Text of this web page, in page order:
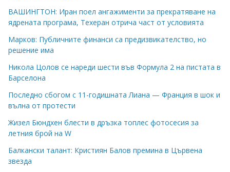
ВАШИНГТОН: Иран поел ангажименти за прекратяване на
ядрената програма, Техеран отрича част от условията
Марков: Публичните финанси са предизвикателство, но
решение има
Никола Цолов се нареди шести във Формула 2 на пистата в
Барселона
Последно сбогом с 11-годишната Лиана — Франция в шок и
вълна от протести
Жизел Бюндхен блести в дръзка топлес фотосесия за
летния брой на W
Балкански талант: Кристиян Балов премина в Цървена
звезда